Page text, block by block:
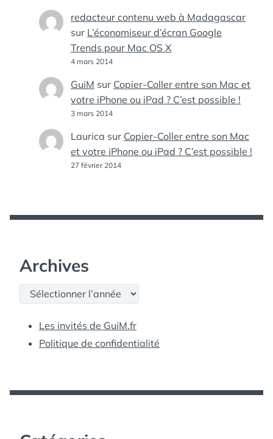
redacteur contenu web à Madagascar
sur L’économiseur d’écran Google
Trends pour Mac OS X
4 mars 2014
GuiM sur Copier-Coller entre son Mac et
votre iPhone ou iPad ? C’est possible !
3 mars 2014
Laurica sur Copier-Coller entre son Mac
et votre iPhone ou iPad ? C’est possible !
27 février 2014
Archives
Archives
Les invités de GuiM.fr
Politique de confidentialité